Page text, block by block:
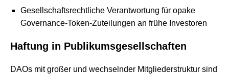
Gesellschaftsrechtliche Verantwortung für opake
Governance-Token-Zuteilungen an frühe Investoren
Haftung in Publikumsgesellschaften
DAOs mit großer und wechselnder Mitgliederstruktur sind